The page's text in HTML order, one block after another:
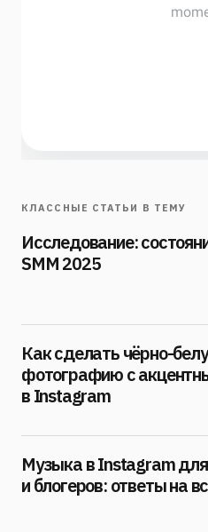
КЛАССНЫЕ СТАТЬИ В ТЕМУ
Исследование:
SMM 2025
Как сделать чёрно-
фотографию с
в Instagram
Музыка в Instagram
и блогеров: ответы на